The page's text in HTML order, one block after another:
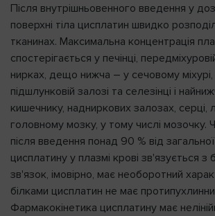
Після внутрішньовенного введення у
поверхні тіла цисплатин швидко
тканинах. Максимальна концентрація
спостерігається у печінці,
нирках, дещо нижча – у сечовому міхурі,
підшлунковій залозі та селезінці і
кишечнику, надниркових залозах, серці,
головному мозку, у тому числі мозочку.
після введення понад 90 % від загальної
цисплатину у плазмі крові зв'язується з
зв'язок, імовірно, має необоротний
білками цисплатин не має
Фармакокінетика цисплатину має